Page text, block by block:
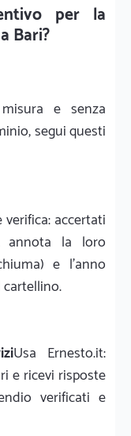
per la
Bari?
e senza
segui questi
verifica: accertati
annota la loro
e l'anno
Usa Ernesto.it:
e ricevi risposte
verificati e